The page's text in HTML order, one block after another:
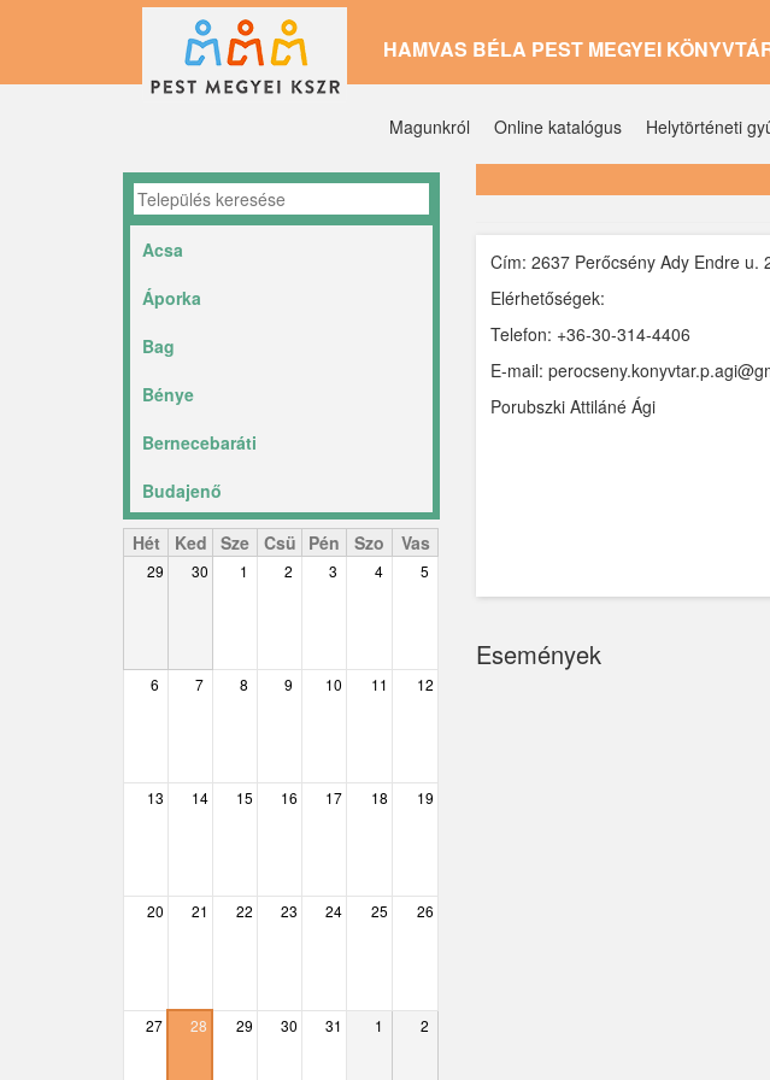
tartalomra
HAMVAS BÉLA PEST MEGYEI
Magunkról Online katalógus Helytörténeti
Acsa
Áporka
Bag
Bénye
Bernecebaráti
Budajenő
Ceglédbercel
Csobánka
Csörög
Délegyháza
Dunabogdány
Hét Ked Sze Csü Pén Szo Vas
29 30 1 2 3 4 5
6 7 8 9 10 11 12
13 14 15 16 17 18 19
20 21 22 23 24 25 26
27 28 29 30 31 1 2
Cím: 2637 Perőcsény Ady Endre u.
Elérhetőségek:
Telefon: +36-30-314-4406
E-mail:
Porubszki Attiláné Ági
Események